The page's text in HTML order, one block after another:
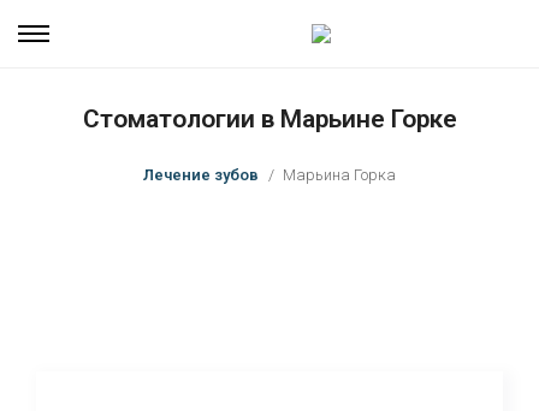
Стоматологии в Марьине Горке
Лечение зубов Марьина Горка